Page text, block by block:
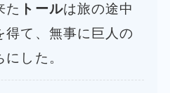
た トールは旅の途中
得て、無事に巨人の
した。